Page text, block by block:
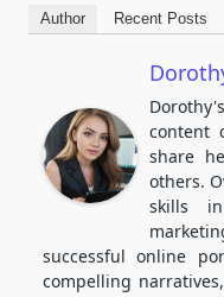
Author Recent Posts
content
share
others.
skills
successful online
compelling